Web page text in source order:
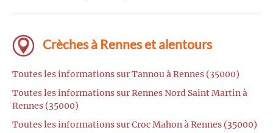
Crèches à Rennes et alentours
Toutes les informations sur Tannou à Rennes (35000)
Toutes les informations sur Rennes Nord Saint Martin à
Rennes (35000)
Toutes les informations sur Croc Mahon à Rennes (35000)